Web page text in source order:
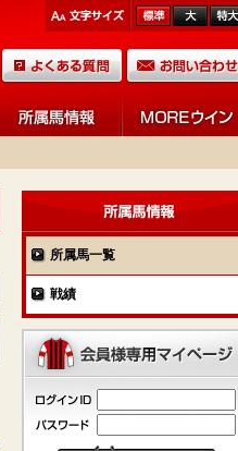
所属馬一覧
戦績